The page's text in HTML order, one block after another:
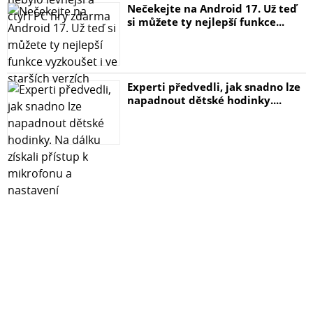
Nečekejte na Android 17. Už teď
si můžete ty nejlepší funkce...
Experti předvedli, jak snadno lze
napadnout dětské hodinky....